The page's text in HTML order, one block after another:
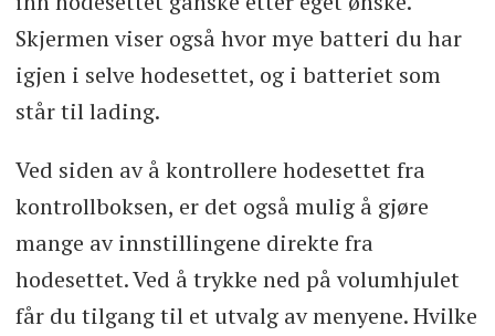
Skjermen viser også hvor mye batteri du har
igjen i selve hodesettet, og i batteriet som
står til lading.
Ved siden av å kontrollere hodesettet fra
kontrollboksen, er det også mulig å gjøre
mange av innstillingene direkte fra
hodesettet. Ved å trykke ned på volumhjulet
får du tilgang til et utvalg av menyene. Hvilke